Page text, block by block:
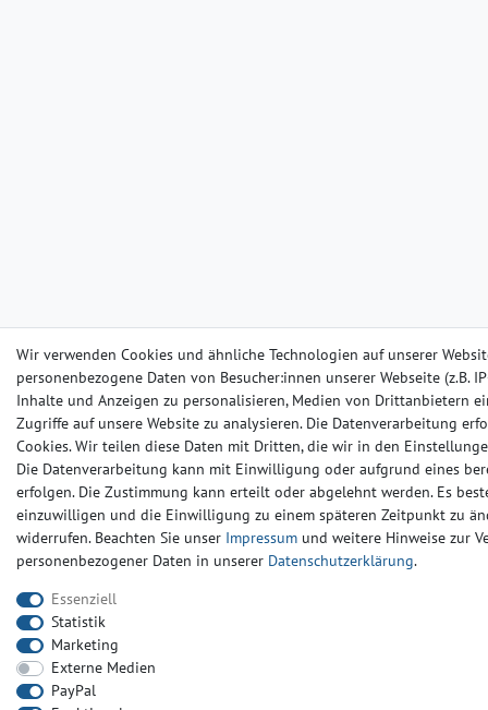
Wir verwenden Cookies und ähnliche Technologien auf unserer
personenbezogene Daten von Besucher:innen unserer Webseite (z.B.
Inhalte und Anzeigen zu personalisieren, Medien von Drittanbietern
Zugriffe auf unsere Website zu analysieren. Die Datenverarbeitung
Cookies. Wir teilen diese Daten mit Dritten, die wir in den
Die Datenverarbeitung kann mit Einwilligung oder aufgrund eines
erfolgen. Die Zustimmung kann erteilt oder abgelehnt werden. Es
einzuwilligen und die Einwilligung zu einem späteren Zeitpunkt zu
widerrufen. Beachten Sie unser Impressum und weitere Hinweise zur
personenbezogener Daten in unserer Daten­schutz­erklärung.
Essenziell
Statistik
Marketing
Externe Medien
PayPal